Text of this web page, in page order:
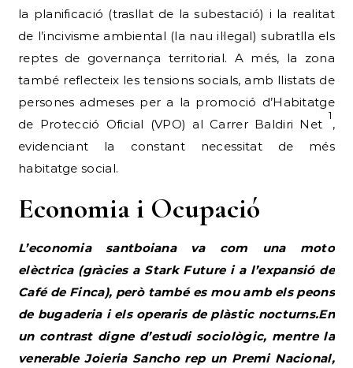
la planificació (trasllat de la subestació) i la realitat
de l’incivisme ambiental (la nau il·legal) subratlla els
reptes de governança territorial. A més, la zona
també reflecteix les tensions socials, amb llistats de
persones admeses per a la promoció d’Habitatge
de Protecció Oficial (VPO) al Carrer Baldiri Net
1
,
evidenciant la constant necessitat de més
habitatge social.
Economia i Ocupació
L’economia santboiana va com una moto
elèctrica (gràcies a Stark Future i a l’expansió de
Café de Finca), però també es mou amb els peons
de bugaderia i els operaris de plàstic nocturns.En
un contrast digne d’estudi sociològic, mentre la
venerable Joieria Sancho rep un Premi Nacional,